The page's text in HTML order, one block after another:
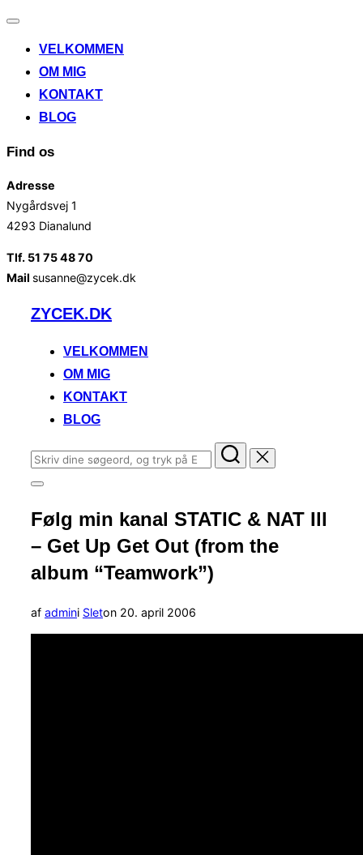
Slå
til/fraVELKOMMEN
OM MIG
KONTAKT
BLOG
Find os
Adresse
Nygårdsvej 1
4293 Dianalund
Tlf. 51 75 48 70
Mail susanne@zycek.dk
VidereZYCEK.DK
VELKOMMEN
OM MIG
KONTAKT
BLOG
Søg
efter:
Slå
i
sidekolonne
til/fra
Følg min kanal STATIC & NAT Ill
– Get Up Get Out (from the
album “Teamwork”)
af admini Sleton Udgivet
d.
20. april 2006